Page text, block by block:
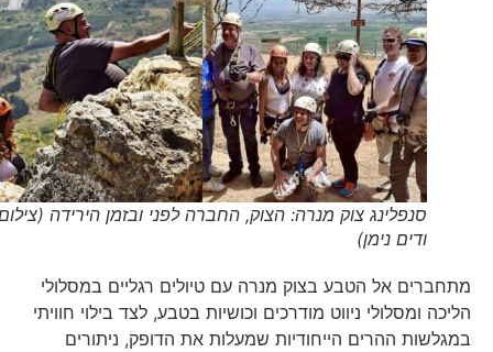
סנפלינג צוק מנרה: הצוק, החברה לפני ובזמן הירידה (צילום
ודים נימן)
מתחברים אל הטבע בצוק מנרה עם טיולים רגליים במסלולי
הליכה ומסלולי ניווט מודרכים וכושיות בטבע, לצד בילוי חוויתי
במגלשות ההרים הייחודיות שמעלות את הדופק, ניתורים